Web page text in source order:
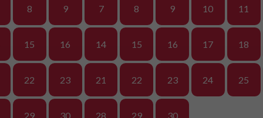
8 9
15 16
22 23
29 30
7 8 9 10 11
14 15 16 17 18
21 22 23 24 25
28 29 30